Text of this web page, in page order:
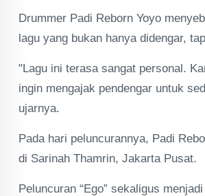
Drummer Padi Reborn Yoyo
lagu yang bukan hanya didengar,
"Lagu ini terasa sangat personal.
ingin mengajak pendengar untuk
ujarnya.
Pada hari peluncurannya, Padi
di Sarinah Thamrin, Jakarta Pusat.
Peluncuran “Ego” sekaligus